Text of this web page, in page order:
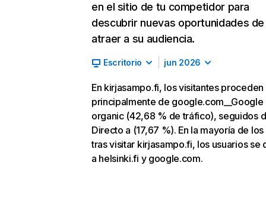
en el sitio de tu competidor para
descubrir nuevas oportunidades de
atraer a su audiencia.
Escritorio jun 2026
En kirjasampo.fi, los visitantes proceden
principalmente de google.com__Google
organic (42,68 % de tráfico), seguidos
Directo a (17,67 %). En la mayoría de
tras visitar kirjasampo.fi, los usuarios se
a helsinki.fi y google.com.